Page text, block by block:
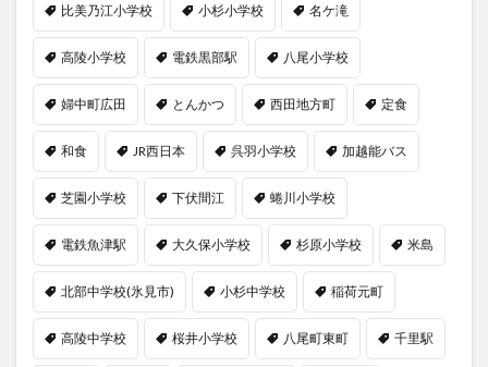
比美乃江小学校 小杉小学校 名ケ滝
高陵小学校 電鉄黒部駅 八尾小学校
婦中町広田 とんかつ 西田地方町 定食
和食 JR西日本 呉羽小学校 加越能バス
芝園小学校 下伏間江 蜷川小学校
電鉄魚津駅 大久保小学校 杉原小学校 米島
北部中学校(氷見市) 小杉中学校 稲荷元町
高陵中学校 桜井小学校 八尾町東町 千里駅